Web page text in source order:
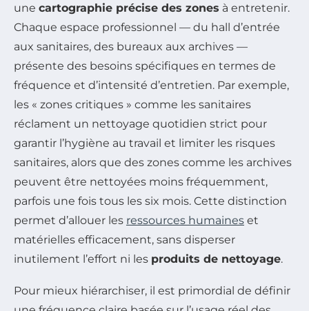
une cartographie précise des zones à entretenir.
Chaque espace professionnel — du hall d’entrée
aux sanitaires, des bureaux aux archives —
présente des besoins spécifiques en termes de
fréquence et d’intensité d’entretien. Par exemple,
les « zones critiques » comme les sanitaires
réclament un nettoyage quotidien strict pour
garantir l’hygiène au travail et limiter les risques
sanitaires, alors que des zones comme les archives
peuvent être nettoyées moins fréquemment,
parfois une fois tous les six mois. Cette distinction
permet d’allouer les ressources humaines et
matérielles efficacement, sans disperser
inutilement l’effort ni les produits de nettoyage.
Pour mieux hiérarchiser, il est primordial de définir